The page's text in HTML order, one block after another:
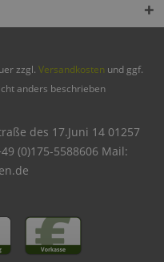
zzgl. Versandkosten und ggf.
anders beschrieben
des 17.Juni 14 01257
(0)175-5588606 Mail: